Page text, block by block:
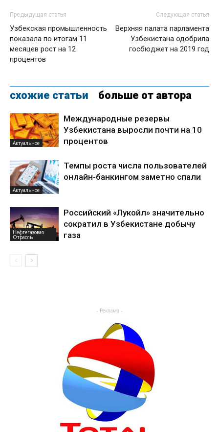
Предыдущая статья
Узбекская промышленность
показала по итогам 11
месяцев рост на 12
процентов
Следующая статья
Верхняя палата парламента
Узбекистана одобрила
госбюджет на 2019 год
схожие статьи больше от автора
Актуальное
Международные резервы
Узбекистана выросли почти на 10
процентов
Актуальное
Темпы роста числа пользователей
онлайн-банкингом заметно спали
Нефтегазовая
Отрасль
Российский «Лукойл» значительно
сократил в Узбекистане добычу
газа
- Реклама -